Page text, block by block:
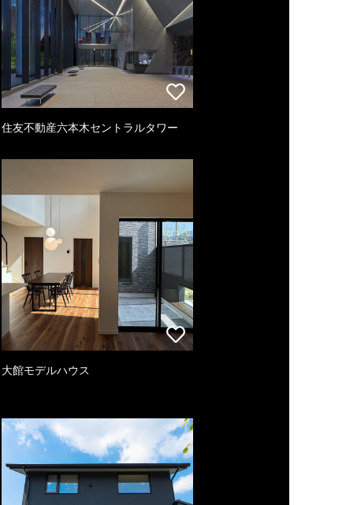
住友不動産六本木セントラルタワー
大館モデルハウス